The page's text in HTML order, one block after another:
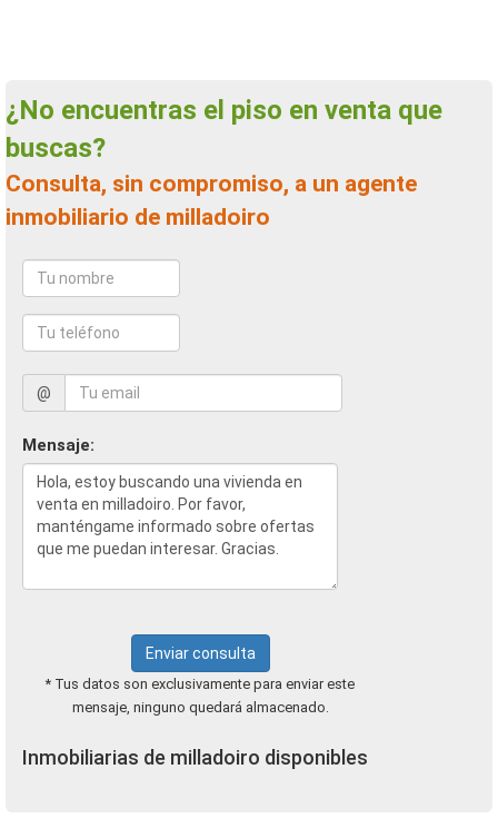
¿No encuentras el piso en venta que
buscas?
Consulta, sin compromiso, a un agente
inmobiliario de milladoiro
@
Mensaje:
Enviar consulta
* Tus datos son exclusivamente para enviar este
mensaje, ninguno quedará almacenado.
Inmobiliarias de milladoiro disponibles